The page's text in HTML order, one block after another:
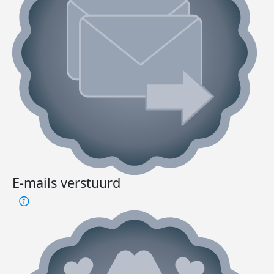
E-mails verstuurd